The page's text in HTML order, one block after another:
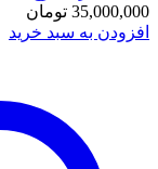
35,000,000 تومان
افزودن به سبد خرید